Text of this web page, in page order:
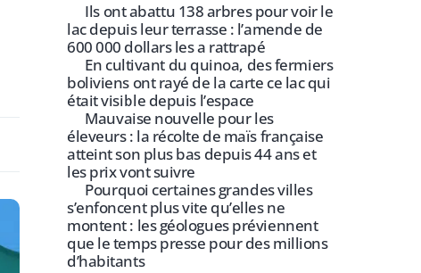
Ils ont abattu 138 arbres pour voir le
lac depuis leur terrasse : l’amende de
600 000 dollars les a rattrapé
En cultivant du quinoa, des fermiers
boliviens ont rayé de la carte ce lac qui
était visible depuis l’espace
Mauvaise nouvelle pour les
éleveurs : la récolte de maïs française
atteint son plus bas depuis 44 ans et
les prix vont suivre
Pourquoi certaines grandes villes
s’enfoncent plus vite qu’elles ne
montent : les géologues préviennent
que le temps presse pour des millions
d’habitants